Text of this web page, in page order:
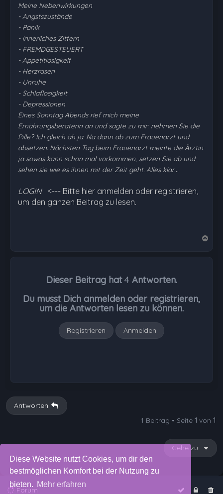
Diese Website nutzt Cookies, um dir den
bestmöglichen Komfort bei der Nutzung zu
bieten. Mehr erfahren
Meine Nebenwirkungen
- Angstszustände
- Panik
- innerliches Zittern
- FREMDGESTEUERT
- Appetitlosigkeit
- Herzrasen
- Unruhe
- Schlaflosigkeit
- Depressionen
Eines Sonntag Abends rief mich meine
Ernährungsberaterin an und sagte zu mir: nehmen Sie die
Pille? Ich gleich äh ja. Na dann ab zum Frauenarzt und
absetzen. Nächsten Tag beim Frauenarzt meinte die Ärztin
ja sowas kann schon mal vorkommen, setzen Sie ab und
sehen sie wie es ihnen mit der Zeit geht. Alles klar…
LOGIN <--- Bitte hier anmelden oder registrieren,
um den ganzen Beitrag zu lesen.
Dieser Beitrag hat4 Antworten.
Du musst Dich anmelden oder registrieren,
um die Antworten lesen zu können.
Registrieren Anmelden
Antworten
1 Beitrag • Seite 1 von 1
Gehe zu
Forum